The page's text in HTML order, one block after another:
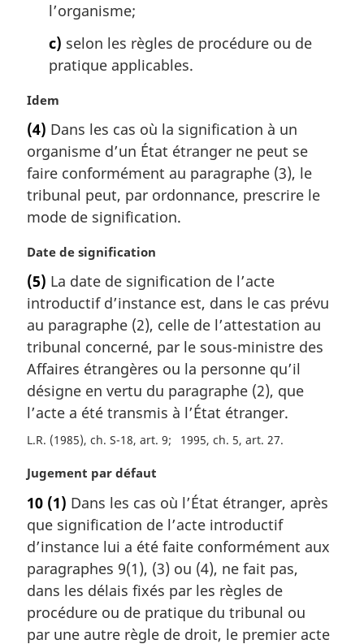
l’organisme;
c) selon les règles de procédure ou de
pratique applicables.
N
t
e
m
a
g
n
a
l
e
:
Idem
(4) Dans les cas où la signification à un
organisme d’un État étranger ne peut se
faire conformément au paragraphe (3), le
tribunal peut, par ordonnance, prescrire le
mode de signification.
N
t
e
m
a
g
i
n
l
e
:
Date de signification
(5) La date de signification de l’acte
introductif d’instance est, dans le cas prévu
au paragraphe (2), celle de l’attestation au
tribunal concerné, par le sous-ministre des
Affaires étrangères ou la personne qu’il
désigne en vertu du paragraphe (2), que
l’acte a été transmis à l’État étranger.
L.R. (1985), ch. S-18, art. 9 1995, ch. 5, art. 27
N
t
e
m
r
g
i
n
Jugement par défaut
10 (1) Dans les cas où l’État étranger, après
que signification de l’acte introductif
d’instance lui a été faite conformément aux
paragraphes 9(1), (3) ou (4), ne fait pas,
dans les délais fixés par les règles de
procédure ou de pratique du tribunal ou
par une autre règle de droit, le premier acte